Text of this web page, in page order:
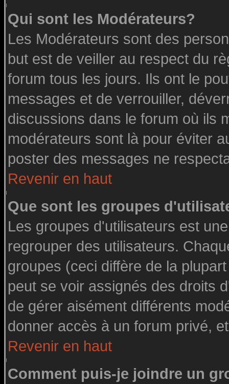
Qui sont les Modérateurs?
Les Modérateurs sont des
but est de veiller au respect du
forum tous les jours. Ils ont le
messages et de verrouiller,
discussions dans le forum où ils
modérateurs sont là pour éviter
poster des messages ne
Revenir en haut
Que sont les groupes
Les groupes d'utilisateurs est
regrouper des utilisateurs.
groupes (ceci diffère de la
peut se voir assignés des droits
de gérer aisément différents
donner accès à un forum privé,
Revenir en haut
Comment puis-je joindre un